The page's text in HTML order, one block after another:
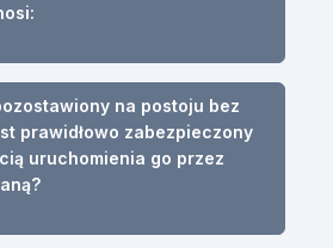
na postoju bez
prawidłowo zabezpieczony
uruchomienia go przez